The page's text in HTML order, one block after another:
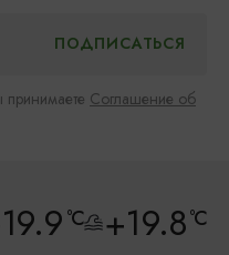
Соглашение об
°C +19.8°C